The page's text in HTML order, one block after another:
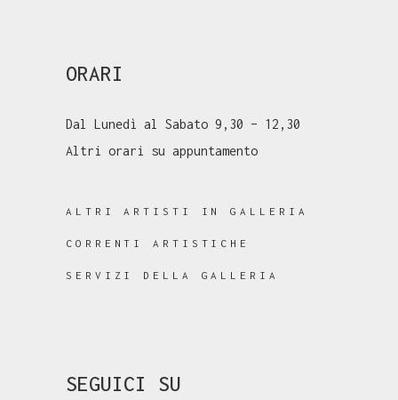
ORARI
Dal Lunedì al Sabato 9,30 – 12,30
Altri orari su appuntamento
ALTRI ARTISTI IN GALLERIA
CORRENTI ARTISTICHE
SERVIZI DELLA GALLERIA
SEGUICI SU